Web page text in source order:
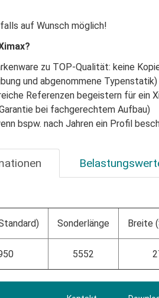
auf Wunsch möglich!
zu TOP-Qualität: keine
und abgenommene Typenstatik)
Referenzen begeistern für ein
bei fachgerechtem Aufbau)
bspw. nach Jahren ein Profil
Sonderlänge Breite
5552